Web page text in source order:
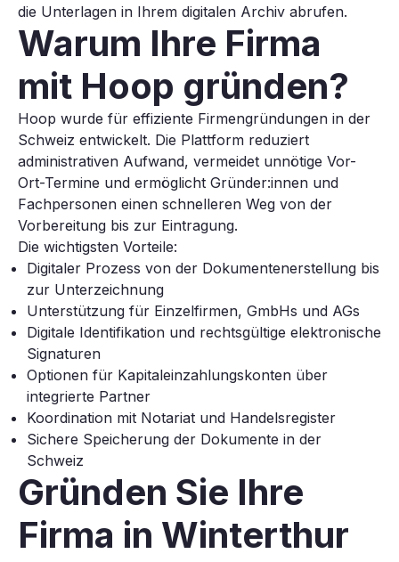
die Unterlagen in Ihrem digitalen Archiv abrufen.
Warum Ihre Firma
mit Hoop gründen?
Hoop wurde für effiziente Firmengründungen in der
Schweiz entwickelt. Die Plattform reduziert
administrativen Aufwand, vermeidet unnötige Vor-
Ort-Termine und ermöglicht Gründer:innen und
Fachpersonen einen schnelleren Weg von der
Vorbereitung bis zur Eintragung.
Die wichtigsten Vorteile:
Digitaler Prozess von der Dokumentenerstellung bis
zur Unterzeichnung
Unterstützung für Einzelfirmen, GmbHs und AGs
Digitale Identifikation und rechtsgültige elektronische
Signaturen
Optionen für Kapitaleinzahlungskonten über
integrierte Partner
Koordination mit Notariat und Handelsregister
Sichere Speicherung der Dokumente in der
Schweiz
Gründen Sie Ihre
Firma in Winterthur